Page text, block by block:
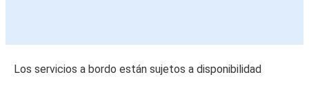
Los servicios a bordo están sujetos a disponibilidad